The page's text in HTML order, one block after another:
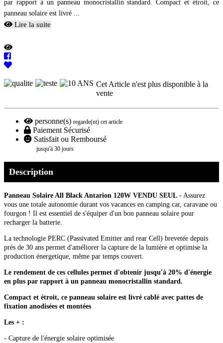
par rapport à un panneau monocristallin standard. Compact et étroit, ce
panneau solaire est livré ...
Lire la suite
Cet Article n'est plus disponible à la
vente
personne(s) regarde(nt) cet article
Paiement Sécurisé
Satisfait ou Remboursé
jusqu'à 30 jours
Description
Panneau Solaire All Black Antarion 120W VENDU SEUL - Assurez
vous une totale autonomie durant vos vacances en camping car, caravane ou
fourgon ! Il est essentiel de s'équiper d'un bon panneau solaire pour
recharger la batterie.
La technologie PERC (Passivated Emitter and rear Cell) brevetée depuis
près de 30 ans permet d'améliorer la capture de la lumière et optimise la
production énergetique, même par temps couvert.
Le rendement de ces cellules permet d'obtenir jusqu'à 20% d'énergie
en plus par rapport à un panneau monocristallin standard.
Compact et étroit, ce panneau solaire est livré cablé avec pattes de
fixation anodisées et montées
Les + :
- Capture de l'énergie solaire optimisée